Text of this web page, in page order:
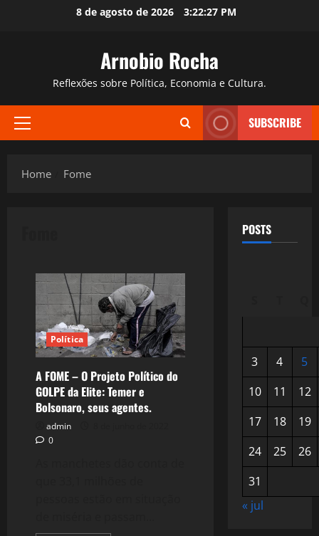
8 de agosto de 2026 3:22:28 PM
Arnobio Rocha
Reflexões sobre Política, Economia e Cultura.
Primary
SUBSCRIBE
Home Fome
Política
A FOME – O Projeto Político do
GOLPE da Elite: Temer e
Bolsonaro, seus agentes.
admin
0
POSTS
3 4
5
10
11
12
17
18
19
24
25
26
31
« jul